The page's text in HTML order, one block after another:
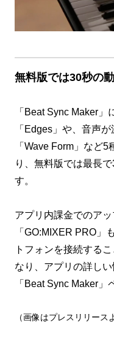
無料版では30秒の
「Beat Sync Maker
「Edges」や、音声
「Wave Form」など
り、無料版では最長
す。
アプリ内課金でのア
「GO:MIXER PRO」
トフォンを接続する
なり、アプリの詳し
「Beat Sync Maker」
（画像はプレスリリース